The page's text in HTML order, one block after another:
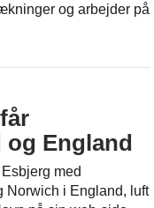
og arbejder på
England
med
Norwich i England, luft